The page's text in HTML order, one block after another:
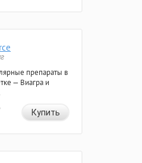
препараты в
— Виагра и
Купить